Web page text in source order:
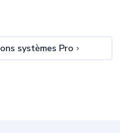
systèmes Pro